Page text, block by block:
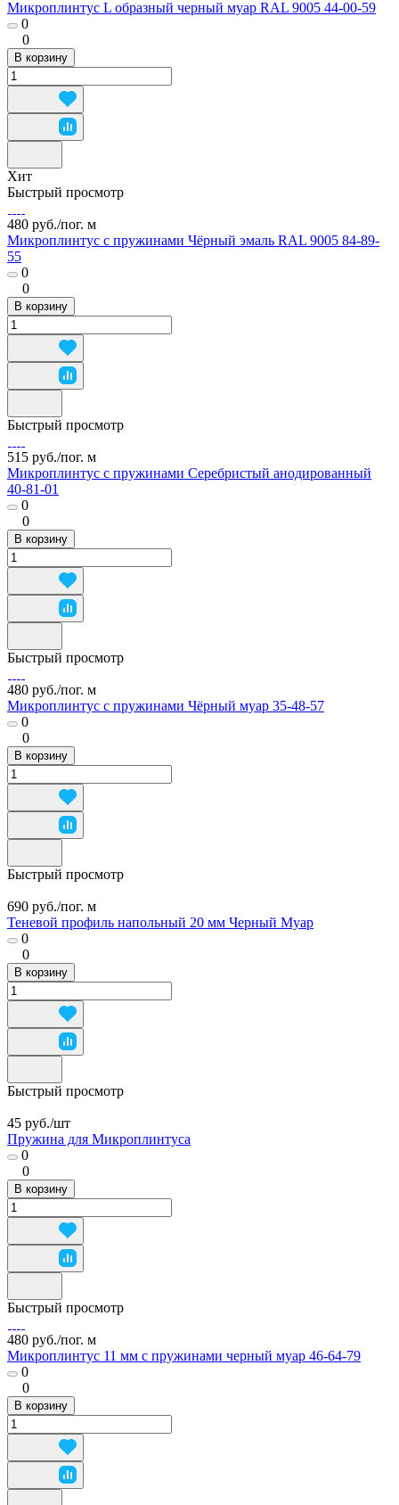
Микроплинтус L образный черный муар RAL 9005 44-00-59
0
0
В корзину
Хит
Быстрый просмотр
480 руб./пог. м
Микроплинтус с пружинами Чёрный эмаль RAL 9005 84-89-
55
0
0
В корзину
Быстрый просмотр
515 руб./пог. м
Микроплинтус с пружинами Серебристый анодированный
40-81-01
0
0
В корзину
Быстрый просмотр
480 руб./пог. м
Микроплинтус с пружинами Чёрный муар 35-48-57
0
0
В корзину
Быстрый просмотр
690 руб./пог. м
Теневой профиль напольный 20 мм Черный Муар
0
0
В корзину
Быстрый просмотр
45 руб./шт
Пружина для Микроплинтуса
0
0
В корзину
Быстрый просмотр
480 руб./пог. м
Микроплинтус 11 мм с пружинами черный муар 46-64-79
0
0
В корзину